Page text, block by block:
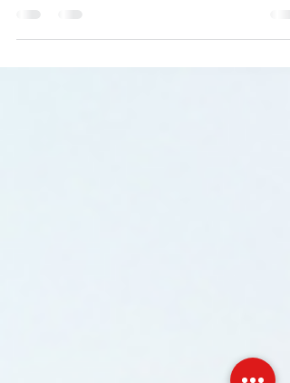
de preparar sua loja ou